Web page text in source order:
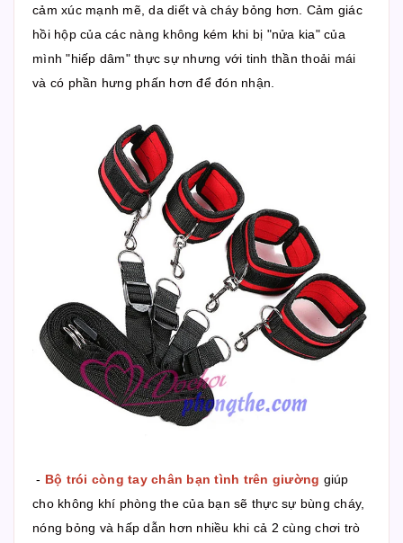
cảm xúc mạnh mẽ, da diết và cháy bỏng hơn. Cảm giác
hồi hộp của các nàng không kém khi bị "nửa kia" của
mình "hiếp dâm" thực sự nhưng với tinh thần thoải mái
và có phần hưng phấn hơn để đón nhận.
- Bộ trói còng tay chân bạn tình trên giường giúp
cho không khí phòng the của bạn sẽ thực sự bùng cháy,
nóng bỏng và hấp dẫn hơn nhiều khi cả 2 cùng chơi trò